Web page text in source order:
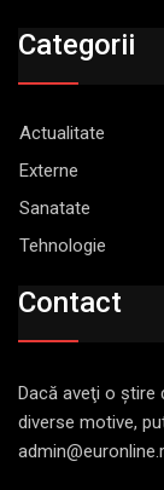
Categorii
Actualitate
Externe
Sanatate
Tehnologie
Contact
Dacă aveţi o
diverse motive,